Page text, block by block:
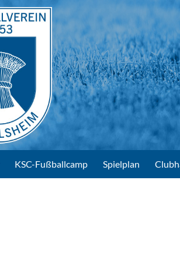
KSC-Fußballcamp Spielplan